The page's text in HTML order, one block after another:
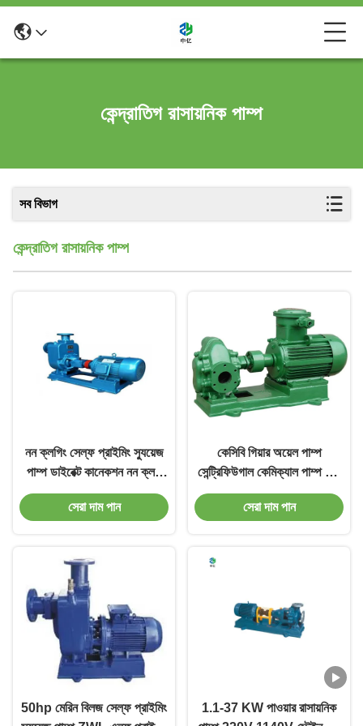
কেন্দ্রাতিগ রাসায়নিক পাম্প
সব বিভাগ
কেন্দ্রাতিগ রাসায়নিক পাম্প
নন ক্লগিং সেল্ফ প্রাইমিং স্যুয়েজ
পাম্প ডাইরেক্ট কানেকশন নন ক্লগ
পাম্প
সেরা দাম পান
কেসিবি গিয়ার অয়েল পাম্প
সেন্ট্রিফিউগাল কেমিক্যাল পাম্প উচ্চ
চাপ সবুজ
সেরা দাম পান
50hp মেরিন বিলজ সেল্ফ প্রাইমিং
1.1-37 KW পাওয়ার রাসায়নিক